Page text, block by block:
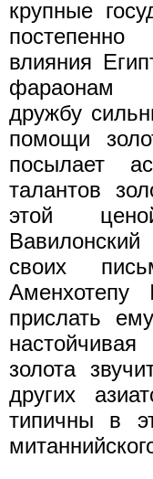
крупные
влияния
фараонам
дружбу
помощи
посылает
талантов
этой
своих
прислать
золота
других
типичны в